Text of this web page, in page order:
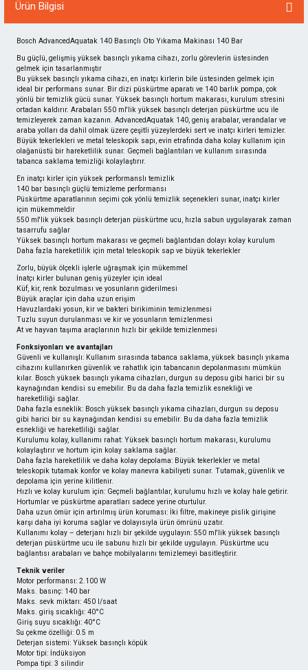
Ürün Bilgisi
Bosch AdvancedAquatak 140 Basınçlı Oto Yıkama Makinası 140 Bar
Bu güçlü, gelişmiş yüksek basınçlı yıkama cihazı, zorlu görevlerin üstesinden
gelmek için tasarlanmıştır
Bu yüksek basınçlı yıkama cihazı, en inatçı kirlerin bile üstesinden gelmek için
ideal bir performans sunar. Bir dizi püskürtme aparatı ve 140 barlık pompa, çok
yönlü bir temizlik gücü sunar. Yüksek basınçlı hortum makarası, kurulum stresini
ortadan kaldırır. Arabaları 550 ml'lik yüksek basınçlı deterjan püskürtme ucu ile
temizleyerek zaman kazanın. AdvancedAquatak 140, geniş arabalar, verandalar ve
araba yolları da dahil olmak üzere çeşitli yüzeylerdeki sert ve inatçı kirleri temizler.
Büyük tekerlekleri ve metal teleskopik sapı, evin etrafında daha kolay kullanım için
olağanüstü bir hareketlilik sunar. Geçmeli bağlantıları ve kullanım sırasında
tabanca saklama temizliği kolaylaştırır.
En inatçı kirler için yüksek performanslı temizlik
140 bar basınçlı güçlü temizleme performansı
Püskürtme aparatlarının seçimi çok yönlü temizlik seçenekleri sunar, inatçı kirler
için mükemmeldir
550 ml'lik yüksek basınçlı deterjan püskürtme ucu, hızla sabun uygulayarak zaman
tasarrufu sağlar
Yüksek basınçlı hortum makarası ve geçmeli bağlantıdan dolayı kolay kurulum
Daha fazla hareketlilik için metal teleskopik sap ve büyük tekerlekler
Zorlu, büyük ölçekli işlerle uğraşmak için mükemmel
İnatçı kirler bulunan geniş yüzeyler için ideal
Küf, kir, renk bozulması ve yosunların giderilmesi
Büyük araçlar için daha uzun erişim
Havuzlardaki yosun, kir ve bakteri birikiminin temizlenmesi
Tuzlu suyun durulanması ve kir ve yosunların temizlenmesi
At ve hayvan taşıma araçlarının hızlı bir şekilde temizlenmesi
Fonksiyonları ve avantajları
Güvenli ve kullanışlı: Kullanım sırasında tabanca saklama, yüksek basınçlı yıkama
cihazını kullanırken güvenlik ve rahatlık için tabancanın depolanmasını mümkün
kılar. Bosch yüksek basınçlı yıkama cihazları, durgun su deposu gibi harici bir su
kaynağından kendisi su emebilir. Bu da daha fazla temizlik esnekliği ve
hareketliliği sağlar.
Daha fazla esneklik: Bosch yüksek basınçlı yıkama cihazları, durgun su deposu
gibi harici bir su kaynağından kendisi su emebilir. Bu da daha fazla temizlik
esnekliği ve hareketliliği sağlar.
Kurulumu kolay, kullanımı rahat: Yüksek basınçlı hortum makarası, kurulumu
kolaylaştırır ve hortum için kolay saklama sağlar.
Daha fazla hareketlilik ve daha kolay depolama: Büyük tekerlekler ve metal
teleskopik tutamak konfor ve kolay manevra kabiliyeti sunar. Tutamak, güvenlik ve
depolama için yerine kilitlenir.
Hızlı ve kolay kurulum için: Geçmeli bağlantılar, kurulumu hızlı ve kolay hale getirir.
Hortumlar ve püskürtme aparatları sadece yerine oturtulur.
Daha uzun ömür için artırılmış ürün koruması: İki filtre, makineye pislik girişine
karşı daha iyi koruma sağlar ve dolayısıyla ürün ömrünü uzatır.
Kullanımı kolay – deterjanı hızlı bir şekilde uygulayın: 550 ml'lik yüksek basınçlı
deterjan püskürtme ucu ile sabunu hızlı bir şekilde uygulayın. Püskürtme ucu
bağlantısı arabaları ve bahçe mobilyalarını temizlemeyi basitleştirir.
Teknik veriler
Motor performansı: 2.100 W
Maks. basınç: 140 bar
Maks. sevk miktarı: 450 l/saat
Maks. giriş sıcaklığı: 40°C
Giriş suyu sıcaklığı: 40°C
Su çekme özelliği: 0.5 m
Deterjan sistemi: Yüksek basınçlı köpük
Motor tipi: İndüksiyon
Pompa tipi: 3 silindir